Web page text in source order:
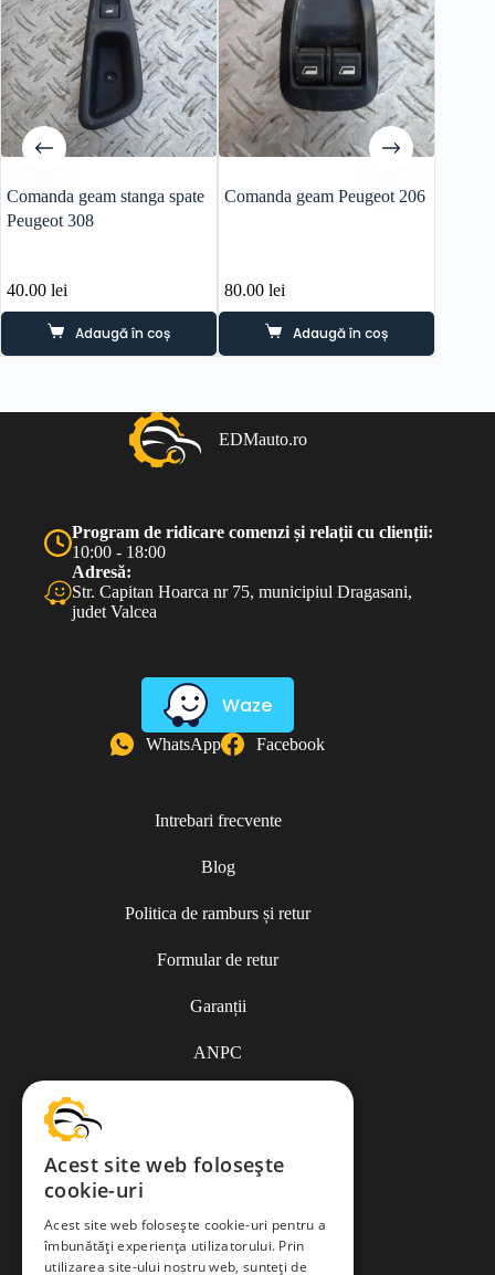
Comanda geam stanga spate
Peugeot 308
40.00 lei
Adaugă în coș
Comanda geam Peugeot 206
80.00lei
Adaugă în coș
EDMauto.ro
Program de ridicare comenzi și relații cu clienții:
10:00 - 18:00
Adresă:
Str. Capitan Hoarca nr 75, municipiul Dragasani,
judet Valcea
Waze
WhatsApp Facebook
Intrebari frecvente
Blog
Politica de ramburs și retur
Formular de retur
Garanții
ANPC
Termeni și condiții
Politica de confidențialitate
Acest site web folosește
cookie-uri
Acest site web folosește cookie-uri pentru a
îmbunătăți experiența utilizatorului. Prin
utilizarea site-ului nostru web, sunteți de